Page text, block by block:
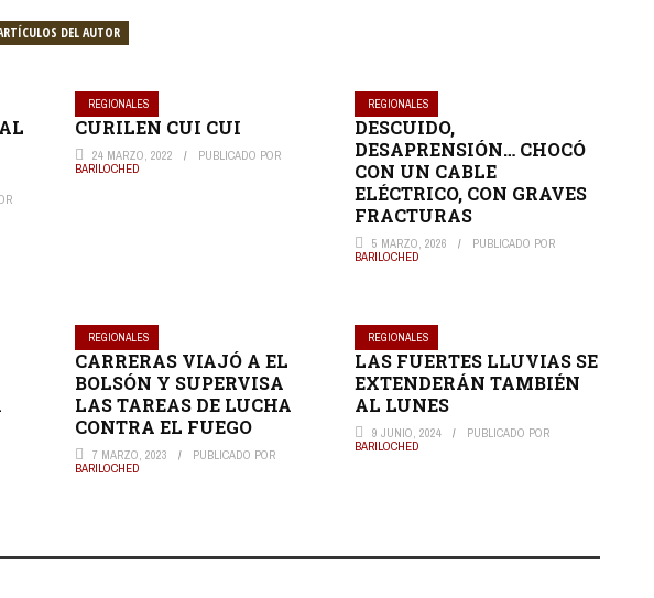
DEL AUTOR
REGIONALES
CURILEN CUI CUI
24 MARZO, 2022
PUBLICADO POR
BARILOCHED
REGIONALES
DESCUIDO,
DESAPRENSIÓN… CHOCÓ
CON UN CABLE
ELÉCTRICO, CON GRAVES
FRACTURAS
5 MARZO, 2026
PUBLICADO POR
BARILOCHED
REGIONALES
CARRERAS VIAJÓ A EL
BOLSÓN Y SUPERVISA
LAS TAREAS DE LUCHA
CONTRA EL FUEGO
7 MARZO, 2023
PUBLICADO POR
BARILOCHED
REGIONALES
LAS FUERTES LLUVIAS SE
EXTENDERÁN TAMBIÉN
AL LUNES
9 JUNIO, 2024
PUBLICADO POR
BARILOCHED